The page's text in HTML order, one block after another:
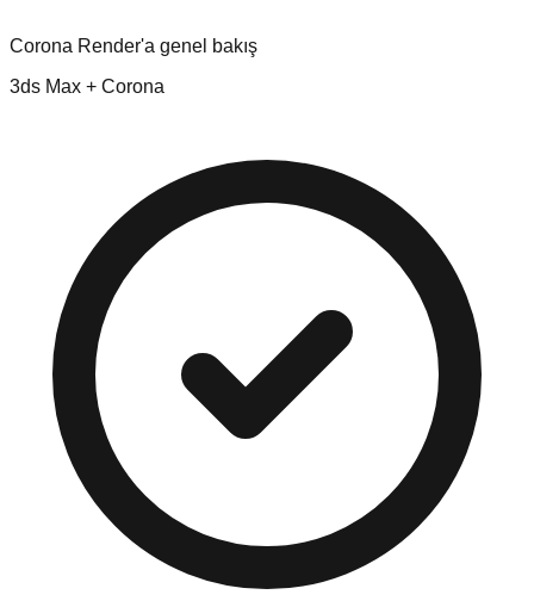
Corona Render'a genel bakış
3ds Max + Corona